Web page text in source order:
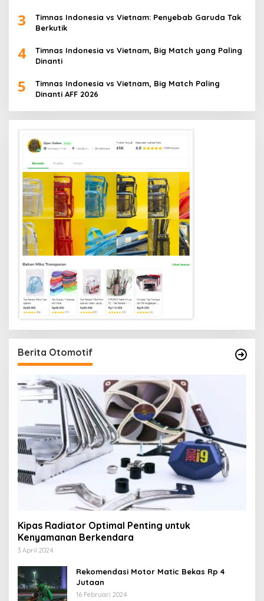
3
Timnas Indonesia vs Vietnam: Penyebab Garuda Tak
Berkutik
4
Timnas Indonesia vs Vietnam, Big Match yang Paling
Dinanti
5
Timnas Indonesia vs Vietnam, Big Match Paling
Dinanti AFF 2026
Berita Otomotif
Kipas Radiator Optimal Penting untuk
Kenyamanan Berkendara
3 April 2024
Rekomendasi Motor Matic Bekas Rp 4
Jutaan
16 Februari 2024